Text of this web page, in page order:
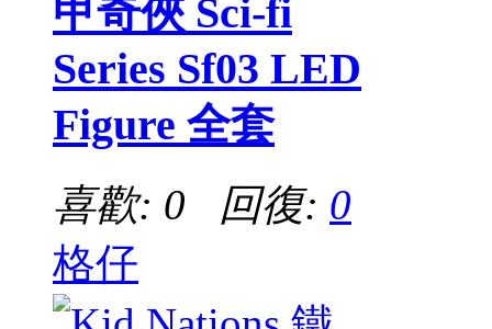
甲奇俠 Sci-fi
Series Sf03 LED
Figure 全套
喜歡: 0 回復: 0
格仔